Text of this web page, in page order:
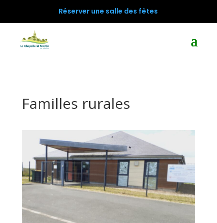
Réserver une salle des fêtes
Familles rurales